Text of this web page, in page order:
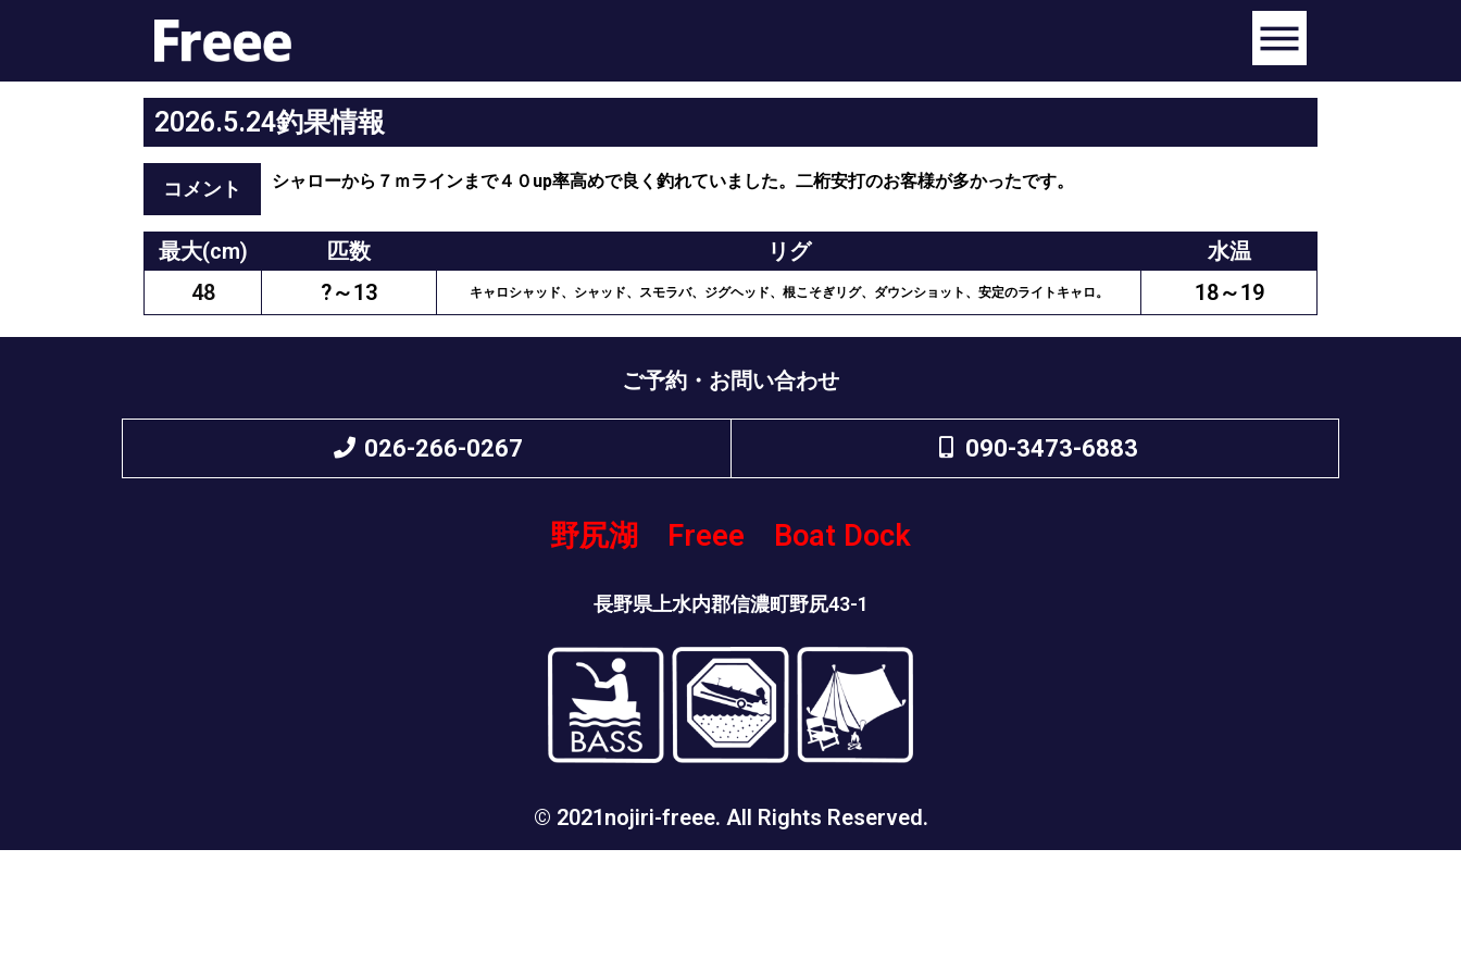
2026.5.24釣果情報
コメント シャローから７ｍラインまで４０up率高めで良く釣れていました。二桁安打のお客様が多かったです。
最大(cm)
48
匹数
?～13
リグ
キャロシャッド、シャッド、スモラバ、ジグヘッド、根こそぎリグ、ダウンショット、安定のライトキャロ。
水温
18～19
ご予約・お問い合わせ
026-266-0267 090-3473-6883
野尻湖 Freee Boat Dock
長野県上水内郡信濃町野尻43-1
© 2021nojiri-freee. All Rights Reserved.